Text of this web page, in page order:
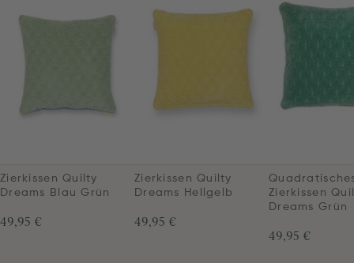
Zierkissen Quilty
Dreams Blau Grün
49,95 €
Zierkissen Quilty
Dreams Hellgelb
49,95 €
Zierkissen
Dreams Grün
49,95 €